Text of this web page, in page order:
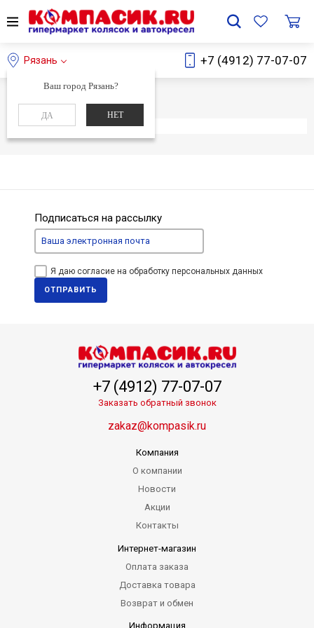
Рязань
Ваш город Рязань?
ДА НЕТ
+7 (4912) 77-07-07
Главная Каталог
Элемент не найден
Подписаться на рассылку
Я даю согласие на обработку персональных данных
ОТПРАВИТЬ
+7 (4912) 77-07-07
Заказать обратный звонок
zakaz@kompasik.ru
Компания
О компании
Новости
Акции
Контакты
Интернет-магазин
Оплата заказа
Доставка товара
Возврат и обмен
Информация